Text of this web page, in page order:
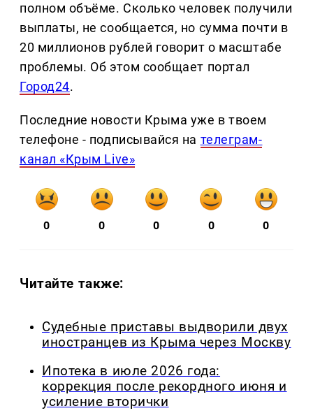
полном объёме. Сколько человек получили
выплаты, не сообщается, но сумма почти в
20 миллионов рублей говорит о масштабе
проблемы. Об этом сообщает портал
Город24.
Последние новости Крыма уже в твоем
телефоне - подписывайся на телеграм-
канал «Крым Live»
0 0 0 0 0
Читайте также:
Судебные приставы выдворили двух
иностранцев из Крыма через Москву
Ипотека в июле 2026 года:
коррекция после рекордного июня и
усиление вторички